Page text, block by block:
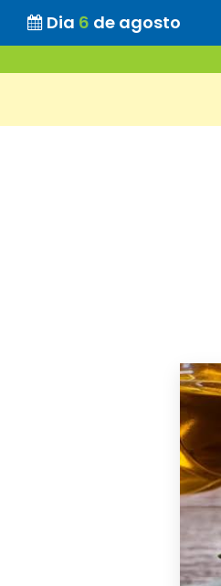
Dia 6 de agosto